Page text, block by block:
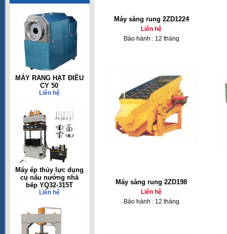
MÁY RANG HẠT ĐIỀU
CY 50
Liên hệ
Máy ép thủy lực dụng
cụ nấu nướng nhà
bếp YQ32-315T
Liên hệ
Máy sàng rung 2ZD1224
Liên hệ
Bảo hành : 12 tháng
Máy sàng rung 2ZD198
Liên hệ
Bảo hành : 12 tháng